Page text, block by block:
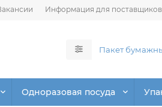
Информация для поставщиков
Одноразовая посуда